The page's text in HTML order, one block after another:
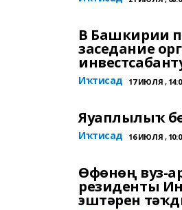
В Башкирии
заседание
Иҡтисад 17 ИЮЛЯ ,
Яуаплылыҡ
Иҡтисад 16 ИЮЛЯ ,
Өфөнөң вуз-
резиденты
эштәрен